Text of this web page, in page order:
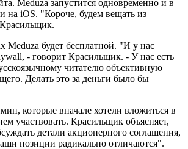
Meduza запустится одновременно и в
на iOS. "Короче, будем вещать из
Meduza будет бесплатной. "И у нас
- говорит Красильщик. - У нас есть
читателю объективную
Делать это за деньги было бы
которые вначале хотели вложиться в
участвовать. Красильщик объясняет,
детали акционерного соглашения,
позиции радикально отличаются".